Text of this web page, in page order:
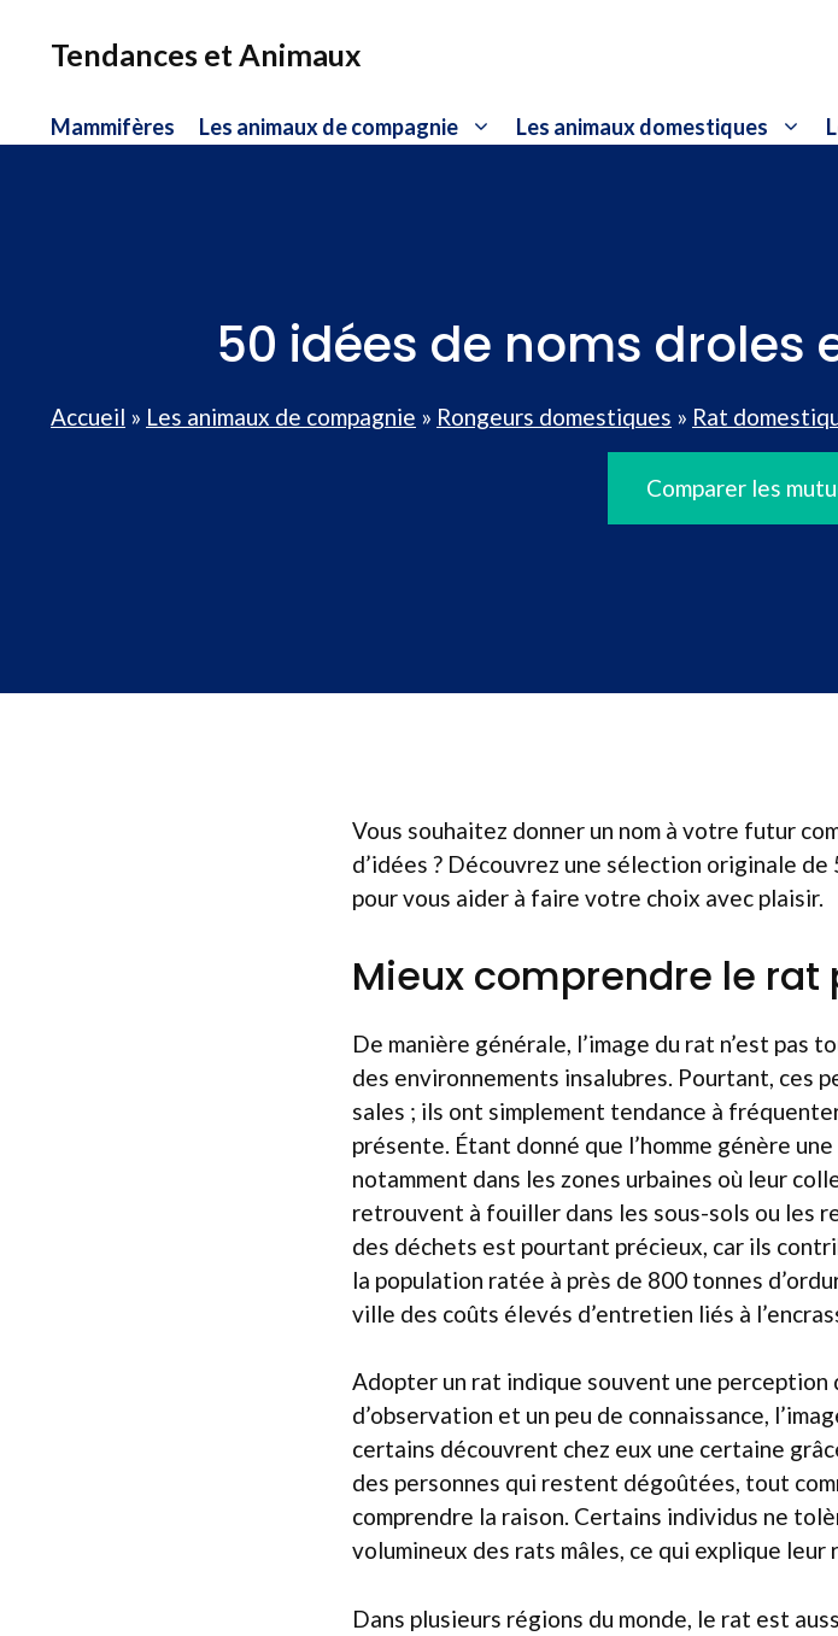
Tendances et Animaux
Mammifères Les animaux de compagnie Les animaux domestiques
50 idées de noms
Accueil » Les animaux de compagnie » Rongeurs domestiques » Rat
Comparer les
Vous souhaitez donner un nom à votre futur
d’idées ? Découvrez une sélection originale
pour vous aider à faire votre choix avec plaisir.
Mieux comprendre le
De manière générale, l’image du rat n’est
des environnements insalubres. Pourtant, ces
sales ; ils ont simplement tendance à
présente. Étant donné que l’homme génère
notamment dans les zones urbaines où leur
retrouvent à fouiller dans les sous-sols ou les
des déchets est pourtant précieux, car ils
la population ratée à près de 800 tonnes
ville des coûts élevés d’entretien liés à
Adopter un rat indique souvent une
d’observation et un peu de connaissance,
certains découvrent chez eux une certaine
des personnes qui restent dégoûtées, tout
comprendre la raison. Certains individus ne
volumineux des rats mâles, ce qui explique leur
Dans plusieurs régions du monde, le rat est